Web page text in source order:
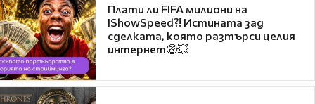
Плати ли FIFA милиони на
IShowSpeed?! Истината зад
сделката, която разтърси целия
интернет🤑💥